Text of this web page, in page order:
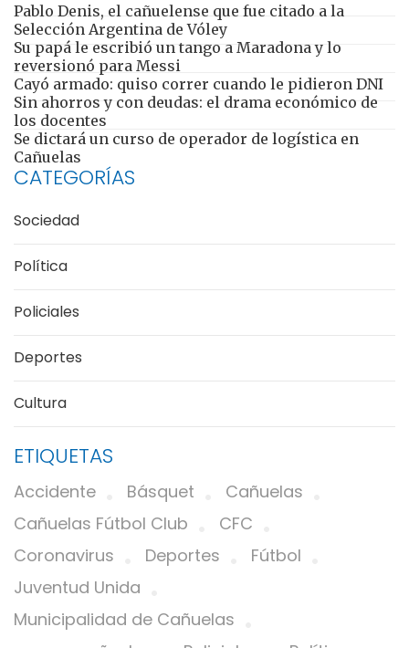
Pablo Denis, el cañuelense que fue citado a la
Selección Argentina de Vóley
Su papá le escribió un tango a Maradona y lo
reversionó para Messi
Cayó armado: quiso correr cuando le pidieron DNI
Sin ahorros y con deudas: el drama económico de
los docentes
Se dictará un curso de operador de logística en
Cañuelas
CATEGORÍAS
Sociedad
Política
Policiales
Deportes
Cultura
ETIQUETAS
Accidente Básquet
Cañuelas
Cañuelas Fútbol Club
CFC
Coronavirus
Deportes
Fútbol
Juventud Unida
Municipalidad de Cañuelas